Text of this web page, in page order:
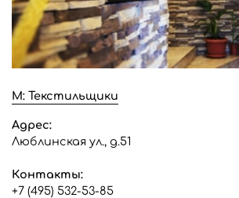
М: Текстильщики
Адрес:
Люблинская ул., д.51
Контакты:
+7 (495) 532-53-85